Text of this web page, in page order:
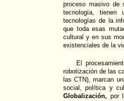
proceso masivo de
tecnología, tienen
tecnologías de la
que toda esas
cultural y en sus
existenciales de la
El
robotización de las
las CTN), marcan
social, política y
Globalización, por